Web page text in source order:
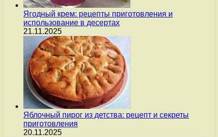
Ягодный крем: рецепты приготовления и
использование в десертах
21.11.2025
Яблочный пирог из детства: рецепт и секреты
приготовления
20.11.2025